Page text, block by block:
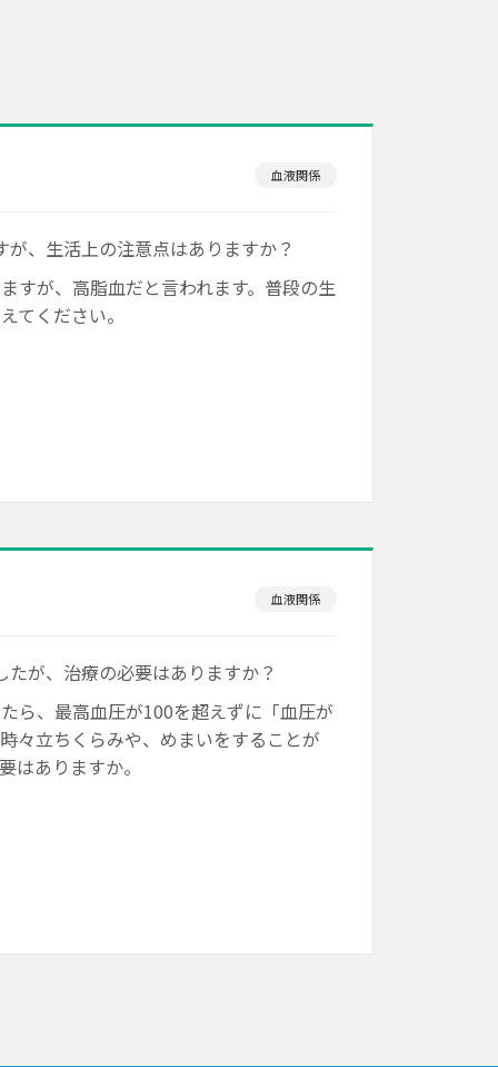
血液関係
、生活上の注意点はありますか？
すが、高脂血だと言われます。普段の生
てください。
血液関係
が、治療の必要はありますか？
ら、最高血圧が100を超えずに「血圧が
々立ちくらみや、めまいをすることが
はありますか。